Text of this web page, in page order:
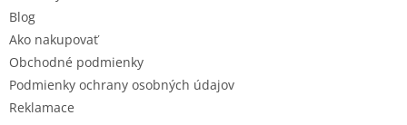
Blog
Ako nakupovať
Obchodné podmienky
Podmienky ochrany osobných údajov
Reklamace